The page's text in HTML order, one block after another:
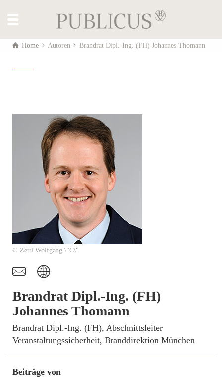
Home Autoren Brandrat Dipl.-Ing. (FH) Johannes Thomann
© Zettl Wolfgang \"C\"
t I
Brandrat Dipl.-Ing. (FH)
Johannes Thomann
­Brandrat Dipl.-Ing. (FH), Abschnittsleiter
Veranstaltungssicherheit, Branddirektion München
Beiträge von